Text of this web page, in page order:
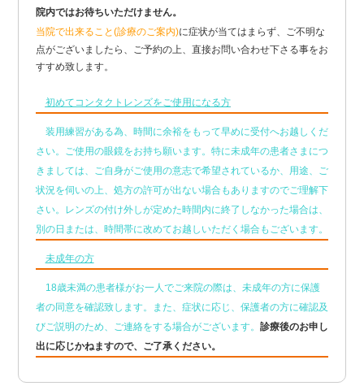
院内ではお待ちいただけません。
当院で出来ること(診療のご案内)に症状が当てはまらず、ご不明な
点がございましたら、ご予約の上、直接お問い合わせ下さる事をお
すすめ致します。
初めてコンタクトレンズをご使用になる方
装用練習がある為、時間に余裕をもって早めに受付へお越しくだ
さい。ご使用の眼鏡をお持ち願います。特に未成年の患者さまにつ
きましては、ご自身がご使用の意志で希望されているか、用途、ご
状況を伺いの上、処方の許可が出ない場合もありますのでご理解下
さい。レンズの付け外しが定めた時間内に終了しなかった場合は、
別の日または、時間帯に改めてお越しいただく場合もございます。
未成年の方
18歳未満の患者様がお一人でご来院の際は、未成年の方に保護
者の同意を確認致します。また、症状に応じ、保護者の方に確認及
びご説明のため、ご連絡をする場合がございます。 診療後のお申し
出に応じかねますので、ご了承ください。